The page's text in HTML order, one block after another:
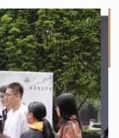
究所所长徐蔼婷应邀
并讲话。与会专家对
前财经...